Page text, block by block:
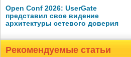
Open Conf 2026: UserGate
представил свое видение
архитектуры сетевого доверия
Рекомендуемые статьи